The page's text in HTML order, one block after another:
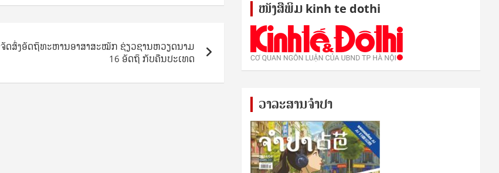
ຈັດສົ່ງອັດຖິທະຫານອາສາສະໝັກ ຊ່ຽວຊານຫວຽດນາມ
16 ອັດຖິ ກັບຄືນປະເທດ
ໜັງ​ສື​ພິມ kinh te dothi
ວາລະສານຈຳປາ